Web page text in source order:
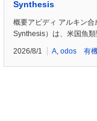
Synthesis
概要アビディ アルキン
Synthesis）は、米国魚
2026/8/1 A, odos 有機